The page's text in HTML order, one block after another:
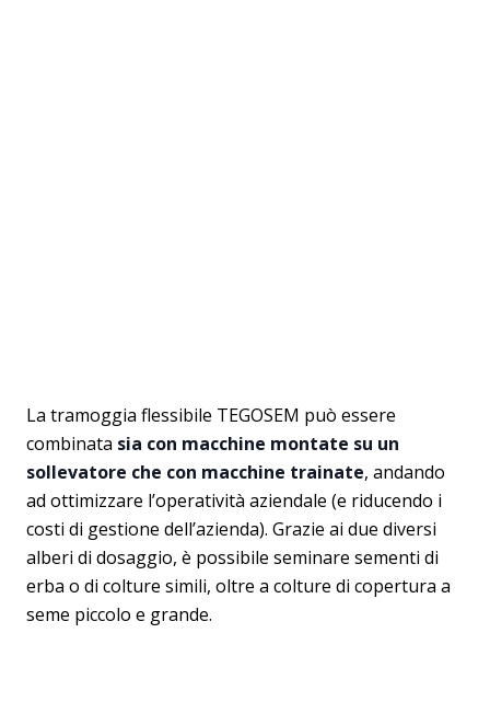
La tramoggia flessibile TEGOSEM può essere
combinata sia con macchine montate su un
sollevatore che con macchine trainate, andando
ad ottimizzare l’operatività aziendale (e riducendo i
costi di gestione dell’azienda). Grazie ai due diversi
alberi di dosaggio, è possibile seminare sementi di
erba o di colture simili, oltre a colture di copertura a
seme piccolo e grande.